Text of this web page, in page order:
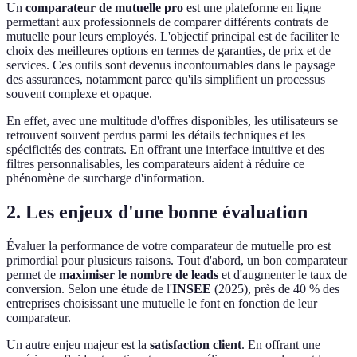
Un comparateur de mutuelle pro est une plateforme en ligne
permettant aux professionnels de comparer différents contrats de
mutuelle pour leurs employés. L'objectif principal est de faciliter le
choix des meilleures options en termes de garanties, de prix et de
services. Ces outils sont devenus incontournables dans le paysage
des assurances, notamment parce qu'ils simplifient un processus
souvent complexe et opaque.
En effet, avec une multitude d'offres disponibles, les utilisateurs se
retrouvent souvent perdus parmi les détails techniques et les
spécificités des contrats. En offrant une interface intuitive et des
filtres personnalisables, les comparateurs aident à réduire ce
phénomène de surcharge d'information.
2. Les enjeux d'une bonne évaluation
Évaluer la performance de votre comparateur de mutuelle pro est
primordial pour plusieurs raisons. Tout d'abord, un bon comparateur
permet de maximiser le nombre de leads et d'augmenter le taux de
conversion. Selon une étude de l'INSEE (2025), près de 40 % des
entreprises choisissant une mutuelle le font en fonction de leur
comparateur.
Un autre enjeu majeur est la satisfaction client. En offrant une